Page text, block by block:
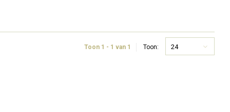
Toon 1 - 1 van 1 Toon: 24